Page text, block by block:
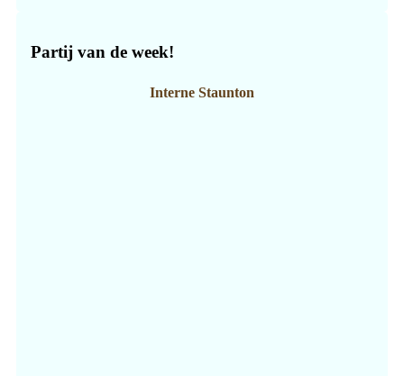
Partij van de week!
Interne Staunton